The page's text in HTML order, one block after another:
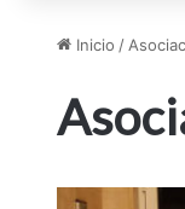
Inicio /